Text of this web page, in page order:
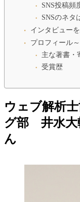
SNS投稿頻
SNSのネタ
インタビュー
プロフィール
主な著書・
受賞歴
ウェブ解析
グ部 井水大
ん